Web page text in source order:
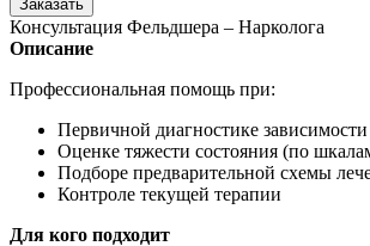
Заказать
Консультация Фельдшера – Нарколога
Описание
Профессиональная помощь при:
Первичной диагностике зависимости
Оценке тяжести состояния (по
Подборе предварительной схемы
Контроле текущей терапии
Для кого подходит